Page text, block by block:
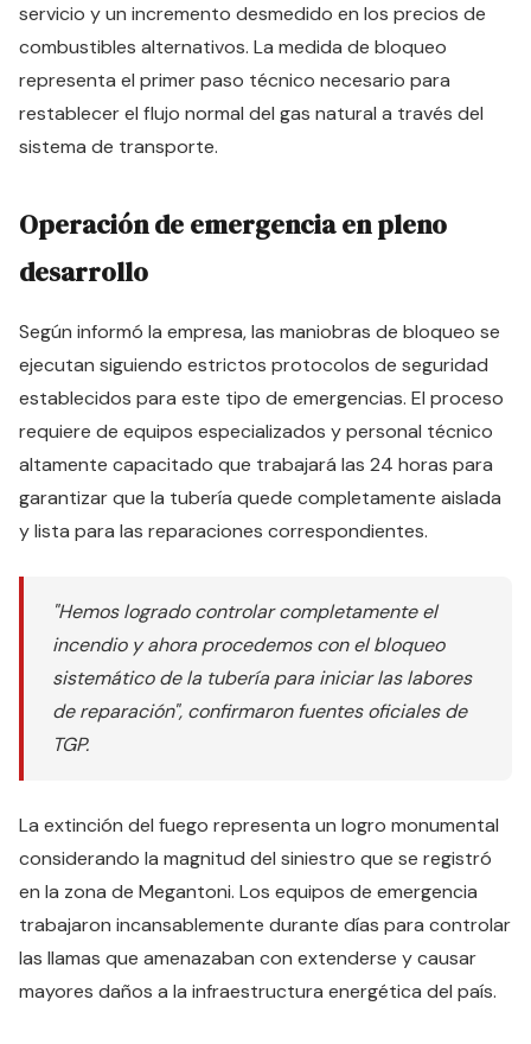
servicio y un incremento desmedido en los precios de
combustibles alternativos. La medida de bloqueo
representa el primer paso técnico necesario para
restablecer el flujo normal del gas natural a través del
sistema de transporte.
Operación de emergencia en pleno
desarrollo
Según informó la empresa, las maniobras de bloqueo se
ejecutan siguiendo estrictos protocolos de seguridad
establecidos para este tipo de emergencias. El proceso
requiere de equipos especializados y personal técnico
altamente capacitado que trabajará las 24 horas para
garantizar que la tubería quede completamente aislada
y lista para las reparaciones correspondientes.
"Hemos logrado controlar completamente el
incendio y ahora procedemos con el bloqueo
sistemático de la tubería para iniciar las labores
de reparación", confirmaron fuentes oficiales de
TGP.
La extinción del fuego representa un logro monumental
considerando la magnitud del siniestro que se registró
en la zona de Megantoni. Los equipos de emergencia
trabajaron incansablemente durante días para controlar
las llamas que amenazaban con extenderse y causar
mayores daños a la infraestructura energética del país.